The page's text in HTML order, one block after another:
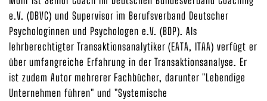
e.V. (DBVC) und Supervisor im Berufsverband Deutscher
Psychologinnen und Psychologen e.V. (BDP). Als
lehrberechtigter Transaktionsanalytiker (EATA, ITAA) verfügt er
über umfangreiche Erfahrung in der Transaktionsanalyse. Er
ist zudem Autor mehrerer Fachbücher, darunter "Lebendige
Unternehmen führen" und "Systemische